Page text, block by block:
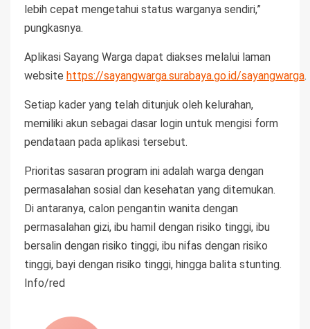
lebih cepat mengetahui status warganya sendiri,”
pungkasnya.
Aplikasi Sayang Warga dapat diakses melalui laman
website https://sayangwarga.surabaya.go.id/sayangwarga.
Setiap kader yang telah ditunjuk oleh kelurahan,
memiliki akun sebagai dasar login untuk mengisi form
pendataan pada aplikasi tersebut.
Prioritas sasaran program ini adalah warga dengan
permasalahan sosial dan kesehatan yang ditemukan.
Di antaranya, calon pengantin wanita dengan
permasalahan gizi, ibu hamil dengan risiko tinggi, ibu
bersalin dengan risiko tinggi, ibu nifas dengan risiko
tinggi, bayi dengan risiko tinggi, hingga balita stunting.
Info/red